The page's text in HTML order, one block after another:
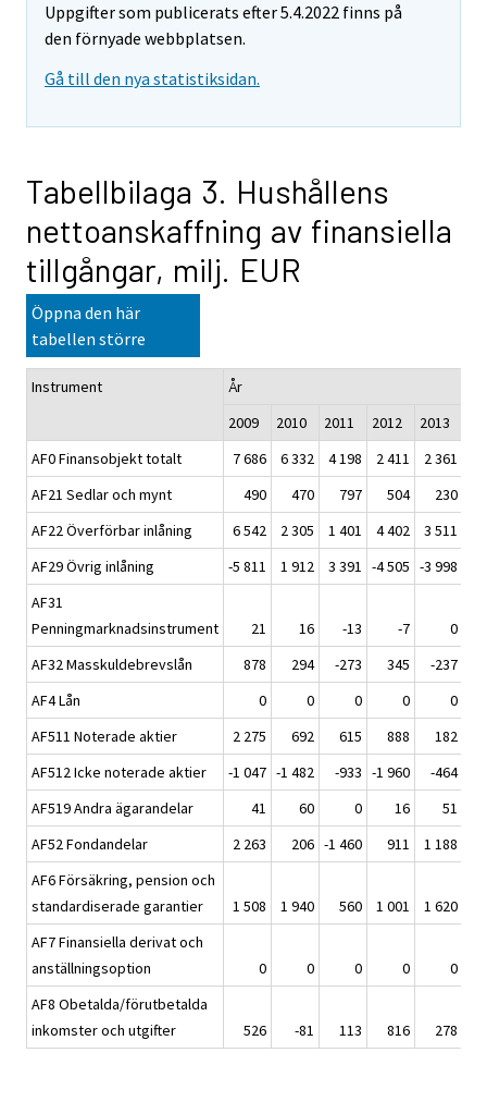
Uppgifter som publicerats efter 5.4.2022 finns på
den förnyade webbplatsen.
Gå till den nya statistiksidan.
Tabellbilaga 3. Hushållens
nettoanskaffning av finansiella
tillgångar, milj. EUR
Öppna den här
tabellen större
Instrument
År
2009
2010 2011 2012 2013
AF0 Finansobjekt totalt
7 686 6 332 4 198 2 411 2 361
AF21 Sedlar och mynt
490 470 797 504 230
AF22 Överförbar inlåning
6 542 2 305 1 401 4 402 3 511
AF29 Övrig inlåning
-5 811 1 912 3 391 -4 505 -3 998
AF31
Penningmarknadsinstrument
21 16 -13 -7 0
AF32 Masskuldebrevslån
878 294 -273 345 -237
AF4 Lån
0 0 0 0
0
AF511 Noterade aktier
2 275 692 615 888 182
AF512 Icke noterade aktier
-1 047 -1 482 -933 -1 960 -464
AF519 Andra ägarandelar
41 60 0 16
51
AF52 Fondandelar
2 263 206 -1 460 911 1 188
AF6 Försäkring, pension och
standardiserade garantier
1 508 1 940 560 1 001
1 620
AF7 Finansiella derivat och
anställningsoption
0 0 0 0
0
AF8 Obetalda/förutbetalda
inkomster och utgifter
526 -81 113 816 278